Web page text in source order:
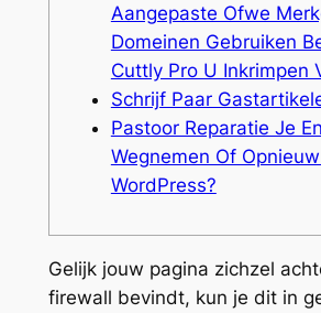
Aangepaste Ofwe
Domeinen Gebruiken
Cuttly Pro U Inkrimpen
Schrijf Paar
Pastoor Reparatie Je
Wegnemen Of
WordPress?
Gelijk jouw pagina zichzel
firewall bevindt, kun je dit in